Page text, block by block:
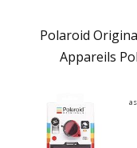
Polaroid
Appareils